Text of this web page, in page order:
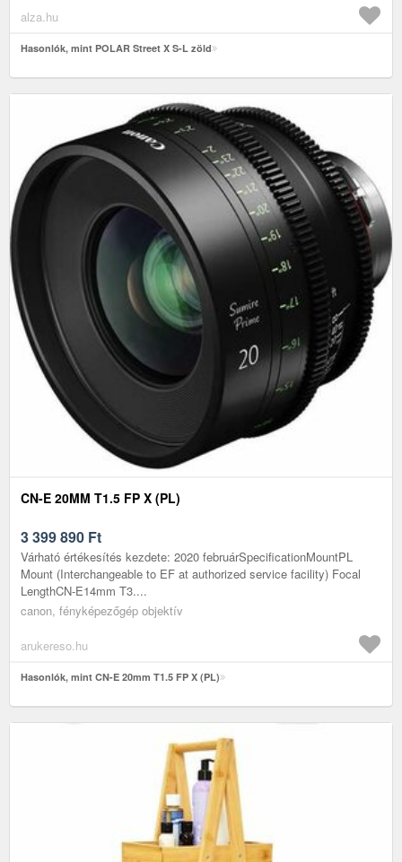
alza.hu
Hasonlók, mint POLAR Street X S-L zöld
CN-E 20MM T1.5 FP X (PL)
3 399 890 Ft
Várható értékesítés kezdete: 2020 februárSpecificationMountPL
Mount (Interchangeable to EF at authorized service facility) Focal
LengthCN-E14mm T3....
canon, fényképezőgép objektív
arukereso.hu
Hasonlók, mint CN-E 20mm T1.5 FP X (PL)